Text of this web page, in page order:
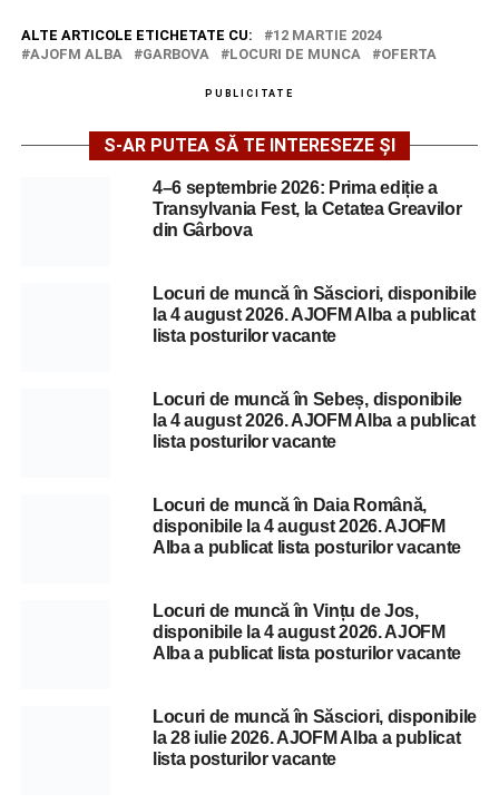
ALTE ARTICOLE ETICHETATE CU:
12 MARTIE 2024
AJOFM ALBA
GARBOVA LOCURI DE MUNCA OFERTA
PUBLICITATE
S-AR PUTEA SĂ TE INTERESEZE ȘI
4–6 septembrie 2026: Prima ediție a
Transylvania Fest, la Cetatea Greavilor
din Gârbova
Locuri de muncă în Săsciori, disponibile
la 4 august 2026. AJOFM Alba a publicat
lista posturilor vacante
Locuri de muncă în Sebeș, disponibile
la 4 august 2026. AJOFM Alba a publicat
lista posturilor vacante
Locuri de muncă în Daia Română,
disponibile la 4 august 2026. AJOFM
Alba a publicat lista posturilor vacante
Locuri de muncă în Vințu de Jos,
disponibile la 4 august 2026. AJOFM
Alba a publicat lista posturilor vacante
Locuri de muncă în Săsciori, disponibile
la 28 iulie 2026. AJOFM Alba a publicat
lista posturilor vacante